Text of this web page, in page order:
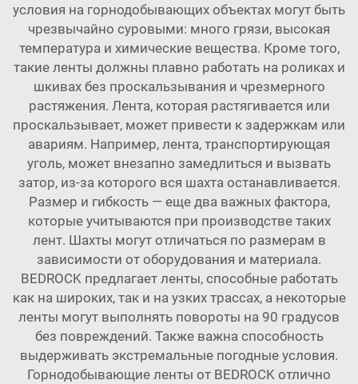
условия на горнодобывающих объектах могут быть
чрезвычайно суровыми: много грязи, высокая
температура и химические вещества. Кроме того,
такие ленты должны плавно работать на роликах и
шкивах без проскальзывания и чрезмерного
растяжения. Лента, которая растягивается или
проскальзывает, может привести к задержкам или
авариям. Например, лента, транспортирующая
уголь, может внезапно замедлиться и вызвать
затор, из-за которого вся шахта останавливается.
Размер и гибкость — еще два важных фактора,
которые учитываются при производстве таких
лент. Шахты могут отличаться по размерам в
зависимости от оборудования и материала.
BEDROCK предлагает ленты, способные работать
как на широких, так и на узких трассах, а некоторые
ленты могут выполнять повороты на 90 градусов
без повреждений. Также важна способность
выдерживать экстремальные погодные условия.
Горнодобывающие ленты от BEDROCK отлично